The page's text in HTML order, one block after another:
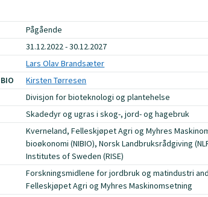
Pågående
31.12.2022 - 30.12.2027
Lars Olav Brandsæter
Kirsten Tørresen
Divisjon for bioteknologi og plantehelse
Skadedyr og ugras i skog-, jord- og hagebruk
Kverneland, Felleskjøpet Agri og Myhres
bioøkonomi (NIBIO), Norsk Landbruksrådgiving
Institutes of Sweden (RISE)
Forskningsmidlene for jordbruk og matindustri
Felleskjøpet Agri og Myhres Maskinomsetning